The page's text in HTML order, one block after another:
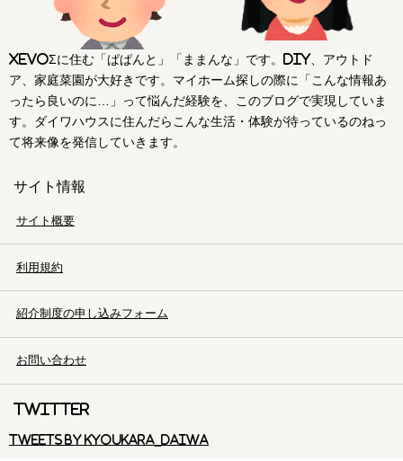
xevoΣに住む「ぱぱんと」「ままんな」です。DIY、アウトド
ア、家庭菜園が大好きです。マイホーム探しの際に「こんな情報あ
ったら良いのに…」って悩んだ経験を、このブログで実現していま
す。ダイワハウスに住んだらこんな生活・体験が待っているのねっ
て将来像を発信していきます。
サイト情報
サイト概要
利用規約
紹介制度の申し込みフォーム
お問い合わせ
Twitter
Tweets by kyoukara_daiwa